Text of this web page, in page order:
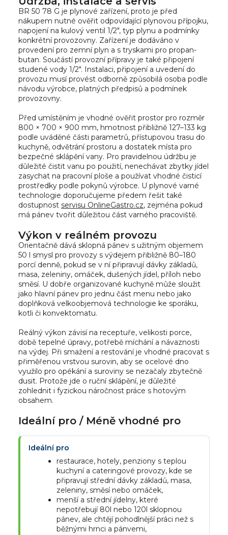
BR 50 78 G je plynové zařízení, proto je před
nákupem nutné ověřit odpovídající plynovou přípojku,
napojení na kulový ventil 1/2", typ plynu a podmínky
konkrétní provozovny. Zařízení je dodáváno v
provedení pro zemní plyn a s tryskami pro propan-
butan. Součástí provozní přípravy je také připojení
studené vody 1/2". Instalaci, připojení a uvedení do
provozu musí provést odborně způsobilá osoba podle
návodu výrobce, platných předpisů a podmínek
provozovny.
Před umístěním je vhodné ověřit prostor pro rozměr
800 × 700 × 900 mm, hmotnost přibližně 127–133 kg
podle uváděné části parametrů, přístupovou trasu do
kuchyně, odvětrání prostoru a dostatek místa pro
bezpečné sklápění vany. Pro pravidelnou údržbu je
důležité čistit vanu po použití, nenechávat zbytky jídel
zasychat na pracovní ploše a používat vhodné čisticí
prostředky podle pokynů výrobce. U plynové varné
technologie doporučujeme předem řešit také
dostupnost servisu OnlineGastro.cz, zejména pokud
má pánev tvořit důležitou část varného pracoviště.
Výkon v reálném provozu
Orientačně dává sklopná pánev s užitným objemem
50 l smysl pro provozy s výdejem přibližně 80–180
porcí denně, pokud se v ní připravují dávky základů,
masa, zeleniny, omáček, dušených jídel, příloh nebo
směsí. U dobře organizované kuchyně může sloužit
jako hlavní pánev pro jednu část menu nebo jako
doplňková velkoobjemová technologie ke sporáku,
kotli či konvektomatu.
Reálný výkon závisí na receptuře, velikosti porce,
době tepelné úpravy, potřebě míchání a návaznosti
na výdej. Při smažení a restování je vhodné pracovat s
přiměřenou vrstvou surovin, aby se ocelové dno
využilo pro opékání a suroviny se nezačaly zbytečně
dusit. Protože jde o ruční sklápění, je důležité
zohlednit i fyzickou náročnost práce s hotovým
obsahem.
Ideální pro / Méně vhodné pro
Ideální pro
restaurace, hotely, penziony s teplou
kuchyní a cateringové provozy, kde se
připravují střední dávky základů, masa,
zeleniny, směsí nebo omáček,
menší a střední jídelny, které
nepotřebují 80l nebo 120l sklopnou
pánev, ale chtějí pohodlnější práci než s
běžnými hrnci a pánvemi,